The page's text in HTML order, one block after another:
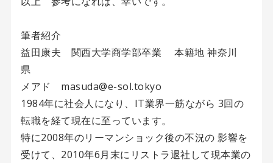
筆者紹介
益田康夫 関西大学商学部卒業 本籍地 神奈川
県
メアド masuda@e-sol.tokyo
1984年に社会人になり、IT業界一筋ながら 3回の
転職を経て現在に至っています。
特に2008年のリーマンショック後の不況の 影響を
受けて、2010年6月末にリストラ退社して現本業の